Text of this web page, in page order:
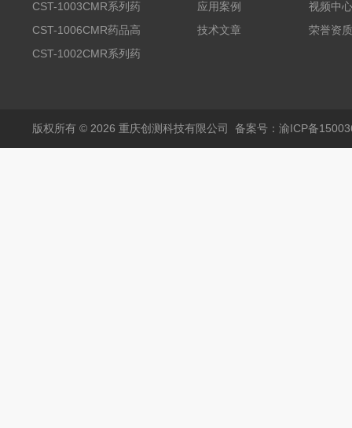
品高温试验箱
CST-1003CMR系列药
品高温试验箱
CST-1006CMR药品高
温试验箱
CST-1002CMR系列药
应用案例
技术文章
视频中心
荣誉资质
版权所有 © 2026 重庆创测科技有限公司 备案号：渝ICP备